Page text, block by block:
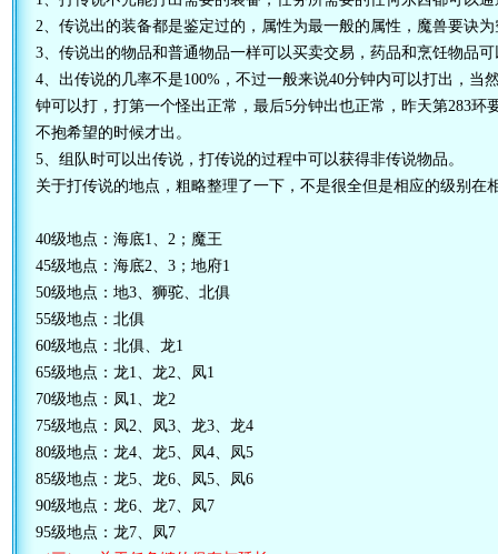
2、传说出的装备都是鉴定过的，属性为最一般的属性，魔兽要诀
3、传说出的物品和普通物品一样可以买卖交易，药品和烹饪物品
4、出传说的几率不是100%，不过一般来说40分钟内可以打出，当
钟可以打，打第一个怪出正常，最后5分钟出也正常，昨天第283环
不抱希望的时候才出。
5、组队时可以出传说，打传说的过程中可以获得非传说物品。
关于打传说的地点，粗略整理了一下，不是很全但是相应的级别在
40级地点：海底1、2；魔王
45级地点：海底2、3；地府1
50级地点：地3、狮驼、北俱
55级地点：北俱
60级地点：北俱、龙1
65级地点：龙1、龙2、凤1
70级地点：凤1、龙2
75级地点：凤2、凤3、龙3、龙4
80级地点：龙4、龙5、凤4、凤5
85级地点：龙5、龙6、凤5、凤6
90级地点：龙6、龙7、凤7
95级地点：龙7、凤7